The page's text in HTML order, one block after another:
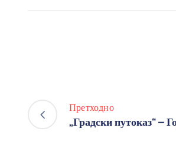
Претходно
„Градски путоказ“ –